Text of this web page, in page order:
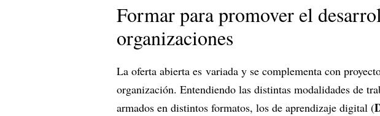
Formar para promover el
organizaciones
La oferta abierta es variada y se complementa con
organización. Entendiendo las distintas modalidades de
armados en distintos formatos, los de aprendizaje digital (